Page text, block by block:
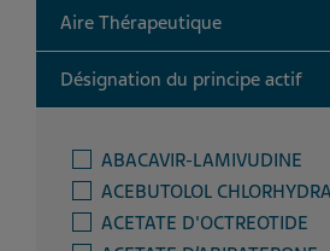
Aire Thérapeutique
Désignation du principe actif
ABACAVIR-LAMIVUDINE
ACEBUTOLOL
ACETATE D'OCTREOTIDE